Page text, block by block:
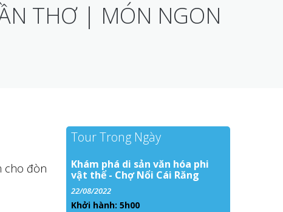
THƠ | MÓN NGON
cho đòn
Tour Trong Ngày
Khám phá di sản văn hóa phi
vật thể - Chợ Nổi Cái Răng
22/08/2022
Khởi hành: 5h00